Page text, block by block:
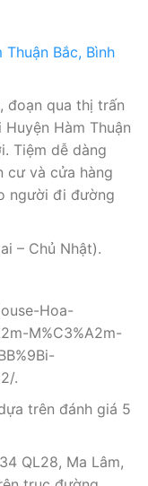
Bắc, Bình
đoạn qua thị trấn
Hàm Thuận
Tiệm dễ dàng
cư và cửa hàng
người đi đường
– Chủ Nhật).
Hoa-
M%C3%A2m-
.
trên đánh giá 5
QL28, Ma Lâm,